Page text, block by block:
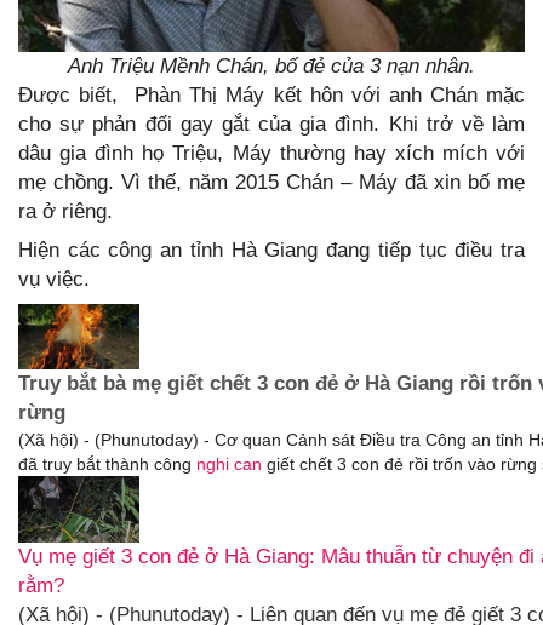
Anh Triệu Mềnh Chán, bố đẻ của 3 nạn nhân.
Được biết, Phàn Thị Máy kết hôn với anh Chán mặc
cho sự phản đối gay gắt của gia đình. Khi trở về làm
dâu gia đình họ Triệu, Máy thường hay xích mích với
mẹ chồng. Vì thế, năm 2015 Chán – Máy đã xin bố mẹ
ra ở riêng.
Hiện các công an tỉnh Hà Giang đang tiếp tục điều tra
vụ việc.
Truy bắt bà mẹ giết chết 3 con đẻ ở Hà Giang rồi trốn
rừng
(Xã hội) - (Phunutoday) - Cơ quan Cảnh sát Điều tra Công an tỉnh
đã truy bắt thành công nghi can giết chết 3 con đẻ rồi trốn vào rừng
Vụ mẹ giết 3 con đẻ ở Hà Giang: Mâu thuẫn từ chuyện đi
rằm?
(Xã hội) - (Phunutoday) - Liên quan đến vụ mẹ đẻ giết 3